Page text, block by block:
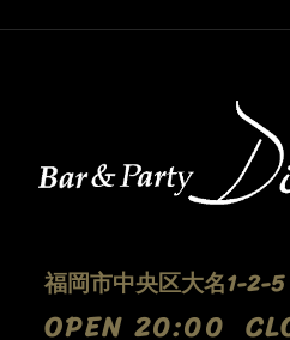
3月7日より通常営業になりま
福岡市中央区大名1-2-
​OPEN 20:00